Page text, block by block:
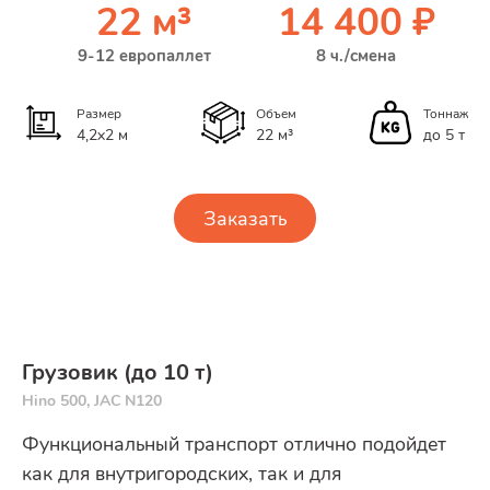
22 м³
9-12 европаллет
14 400 ₽
8 ч./смена
Размер
4,2x2 м
Объем
22 м³
Тоннаж
до 5 т
Заказать
Грузовик (до 10 т)
Hino 500, JAC N120
Функциональный транспорт отлично подойдет
как для внутригородских, так и для